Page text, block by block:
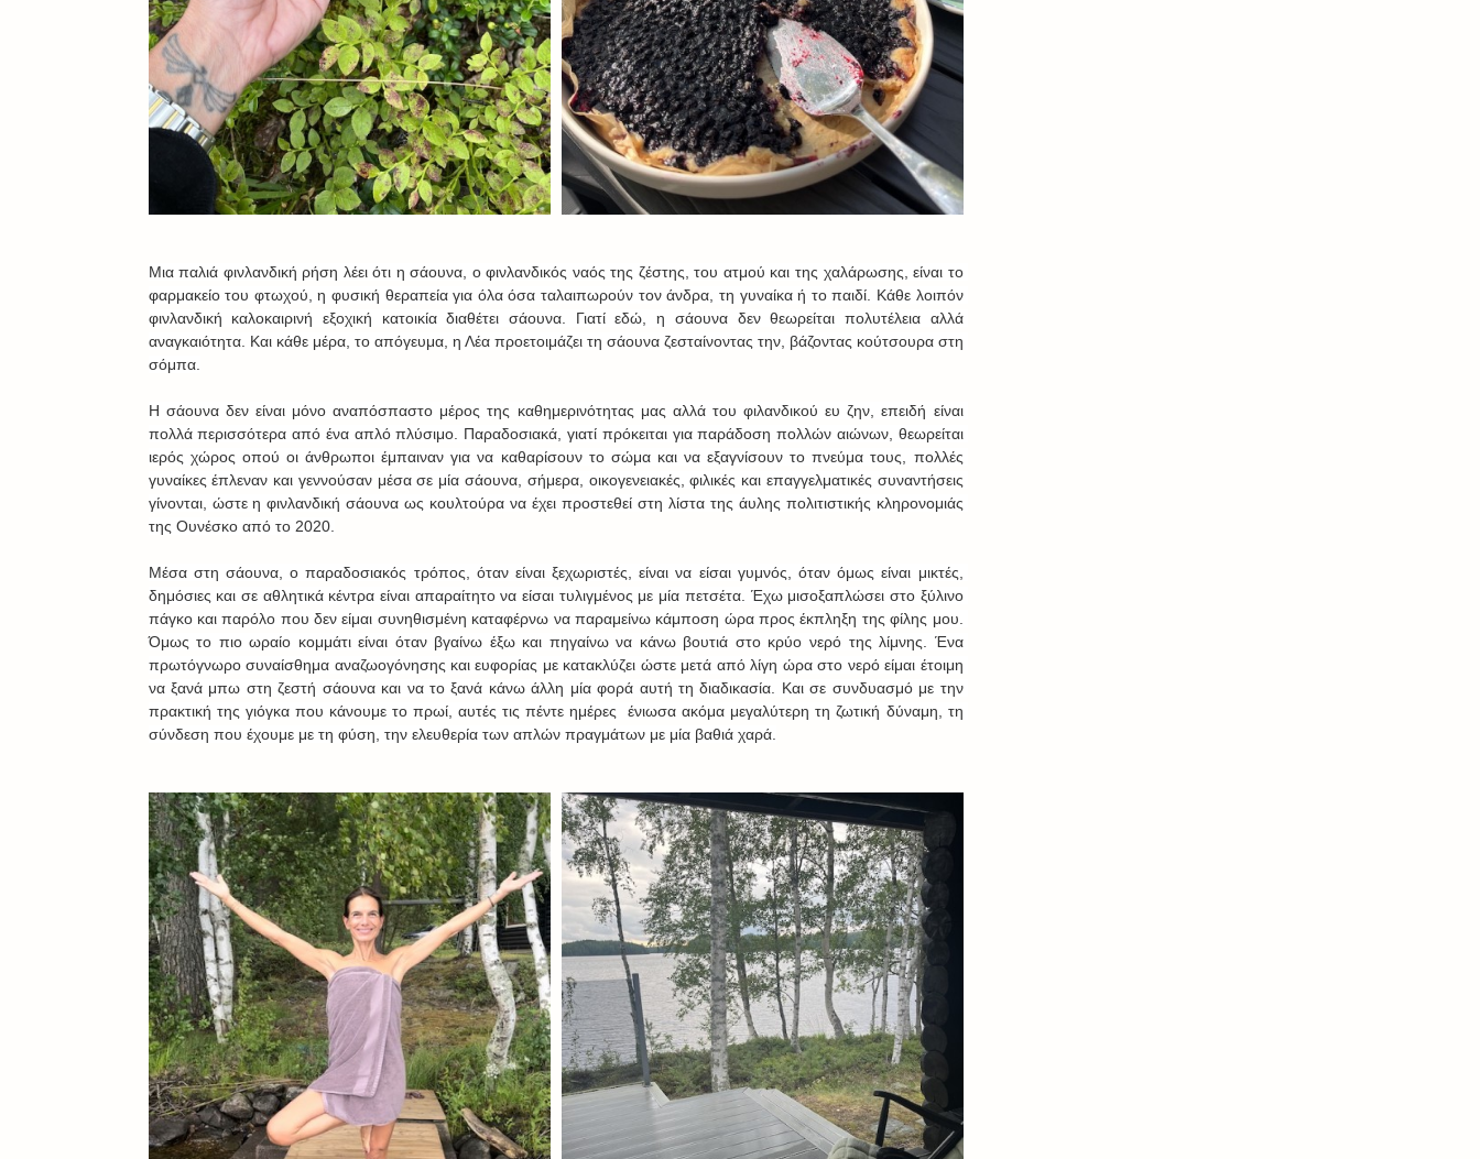
Μια παλιά φινλανδική ρήση λέει ότι η σάουνα, ο φινλανδικός ναός της ζέστης, του ατμού και της χαλάρωσης, είναι το
φαρμακείο του φτωχού, η φυσική θεραπεία για όλα όσα ταλαιπωρούν τον άνδρα, τη γυναίκα ή το παιδί. Κάθε λοιπόν
φινλανδική καλοκαιρινή εξοχική κατοικία διαθέτει σάουνα. Γιατί εδώ, η σάουνα δεν θεωρείται πολυτέλεια αλλά
αναγκαιότητα. Και κάθε μέρα, το απόγευμα, η Λέα προετοιμάζει τη σάουνα ζεσταίνοντας την, βάζοντας κούτσουρα στη
σόμπα.
Η σάουνα δεν είναι μόνο αναπόσπαστο μέρος της καθημερινότητας μας αλλά του φιλανδικού ευ ζην, επειδή είναι
πολλά περισσότερα από ένα απλό πλύσιμο. Παραδοσιακά, γιατί πρόκειται για παράδοση πολλών αιώνων, θεωρείται
ιερός χώρος οπού οι άνθρωποι έμπαιναν για να καθαρίσουν το σώμα και να εξαγνίσουν το πνεύμα τους, πολλές
γυναίκες έπλεναν και γεννούσαν μέσα σε μία σάουνα, σήμερα, οικογενειακές, φιλικές και επαγγελματικές συναντήσεις
γίνονται, ώστε η φινλανδική σάουνα ως κουλτούρα να έχει προστεθεί στη λίστα της άυλης πολιτιστικής κληρονομιάς
της Ουνέσκο από το 2020.
Μέσα στη σάουνα, ο παραδοσιακός τρόπος, όταν είναι ξεχωριστές, είναι να είσαι γυμνός, όταν όμως είναι μικτές,
δημόσιες και σε αθλητικά κέντρα είναι απαραίτητο να είσαι τυλιγμένος με μία πετσέτα. Έχω μισοξαπλώσει στο ξύλινο
πάγκο και παρόλο που δεν είμαι συνηθισμένη καταφέρνω να παραμείνω κάμποση ώρα προς έκπληξη της φίλης μου.
Όμως το πιο ωραίο κομμάτι είναι όταν βγαίνω έξω και πηγαίνω να κάνω βουτιά στο κρύο νερό της λίμνης. Ένα
πρωτόγνωρο συναίσθημα αναζωογόνησης και ευφορίας με κατακλύζει ώστε μετά από λίγη ώρα στο νερό είμαι έτοιμη
να ξανά μπω στη ζεστή σάουνα και να το ξανά κάνω άλλη μία φορά αυτή τη διαδικασία. Και σε συνδυασμό με την
πρακτική της γιόγκα που κάνουμε το πρωί, αυτές τις πέντε ημέρες  ένιωσα ακόμα μεγαλύτερη τη ζωτική δύναμη, τη
σύνδεση που έχουμε με τη φύση, την ελευθερία των απλών πραγμάτων με μία βαθιά χαρά.